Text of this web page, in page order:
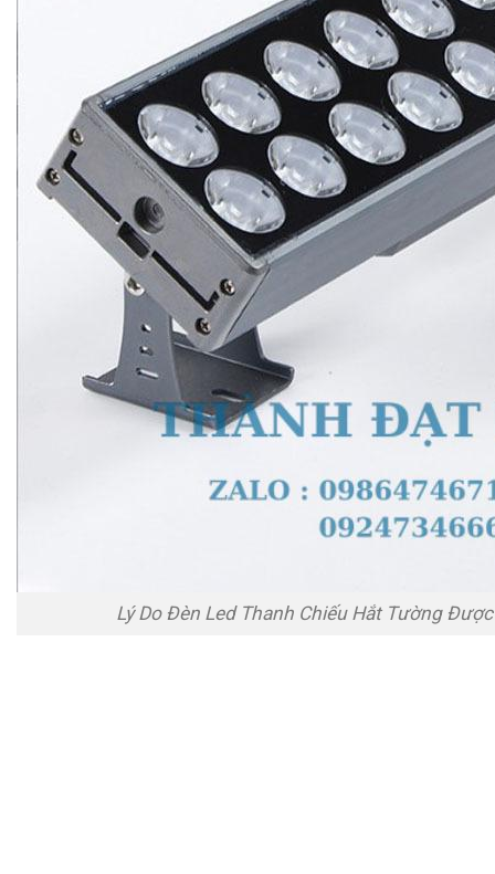
Lý Do Đèn Led Thanh Chiếu Hắt Tường